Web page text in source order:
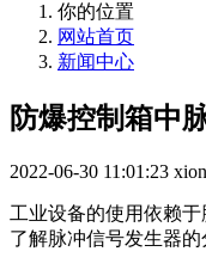
你的位置
网站首页
新闻中心
防爆控制箱中
2022-06-30 11:01:23
工业设备的使用依赖
了解脉冲信号发生器